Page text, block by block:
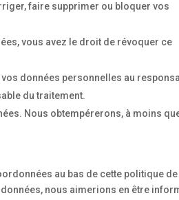
faire supprimer ou bloquer vos
vous avez le droit de révoquer ce
données personnelles au
du traitement.
Nous obtempérerons, à moins
au bas de cette politique de
nous aimerions en être